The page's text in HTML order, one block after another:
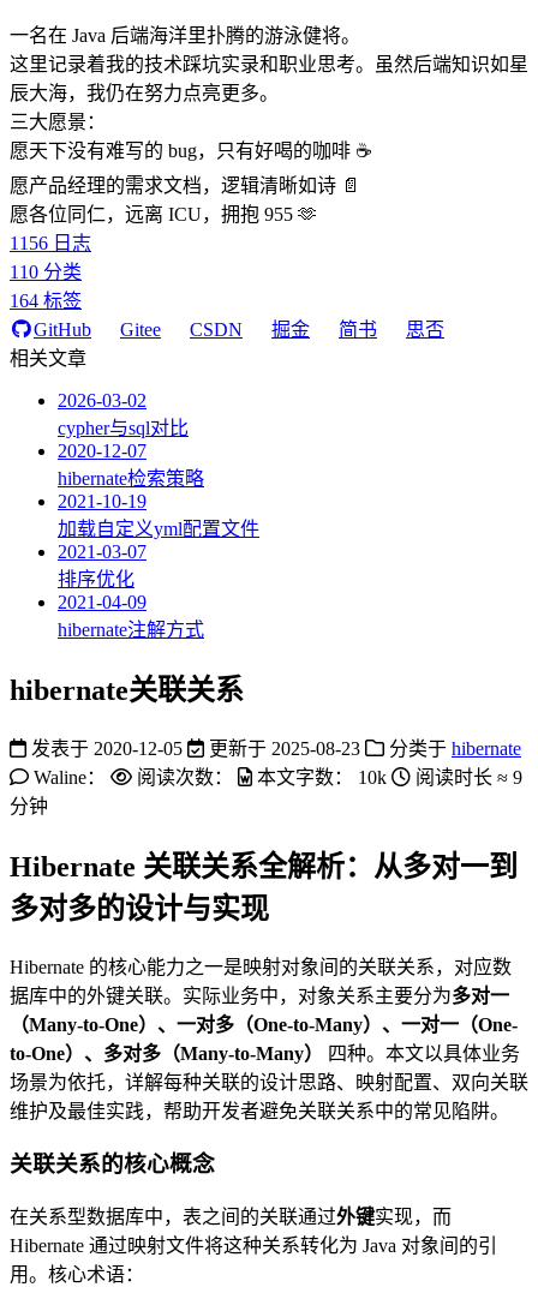
一名在 Java 后端海洋里扑腾的游泳健将。
这里记录着我的技术踩坑实录和职业思考。虽然后端知识如星
辰大海，我仍在努力点亮更多。
三大愿景：
愿天下没有难写的 bug，只有好喝的咖啡 ☕️
愿产品经理的需求文档，逻辑清晰如诗 📄
愿各位同仁，远离 ICU，拥抱 955 🫶
1156 日志
110 分类
164 标签
GitHub
Gitee CSDN 掘金 简书
思否
相关文章
2026-03-02
cypher与sql对比
2020-12-07
hibernate检索策略
2021-10-19
加载自定义yml配置文件
2021-03-07
排序优化
2021-04-09
hibernate注解方式
hibernate关联关系
发表于 2020-12-05 更新于 2025-08-23 分类于 hibernate
Waline：
阅读次数： 本文字数： 10k 阅读时长 ≈ 9
分钟
Hibernate 关联关系全解析：从多对一到
多对多的设计与实现
Hibernate 的核心能力之一是映射对象间的关联关系，对应数
据库中的外键关联。实际业务中，对象关系主要分为多对一
（Many-to-One）、一对多（One-to-Many）、一对一（One-
to-One）、多对多（Many-to-Many）
四种。本文以具体业务
场景为依托，详解每种关联的设计思路、映射配置、双向关联
维护及最佳实践，帮助开发者避免关联关系中的常见陷阱。
关联关系的核心概念
在关系型数据库中，表之间的关联通过外键实现，而
Hibernate 通过映射文件将这种关系转化为 Java 对象间的引
用。核心术语：